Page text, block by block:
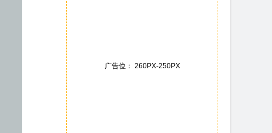
广告位： 260PX-250PX